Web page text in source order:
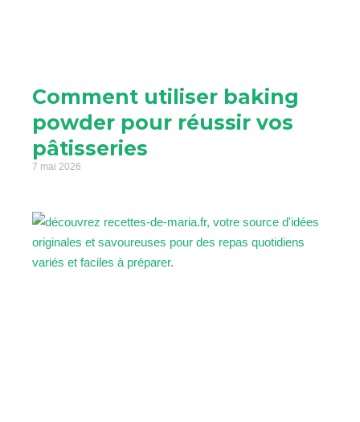
Comment utiliser baking
powder pour réussir vos
pâtisseries
7 mai 2026